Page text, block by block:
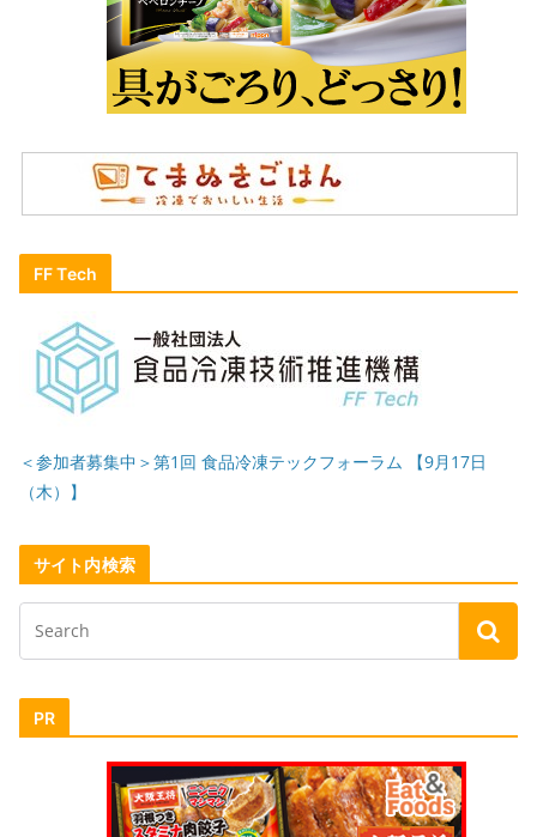
FF Tech
＜参加者募集中＞第1回 食品冷凍テックフォーラム 【9月17日
（木）】
サイト内検索
PR